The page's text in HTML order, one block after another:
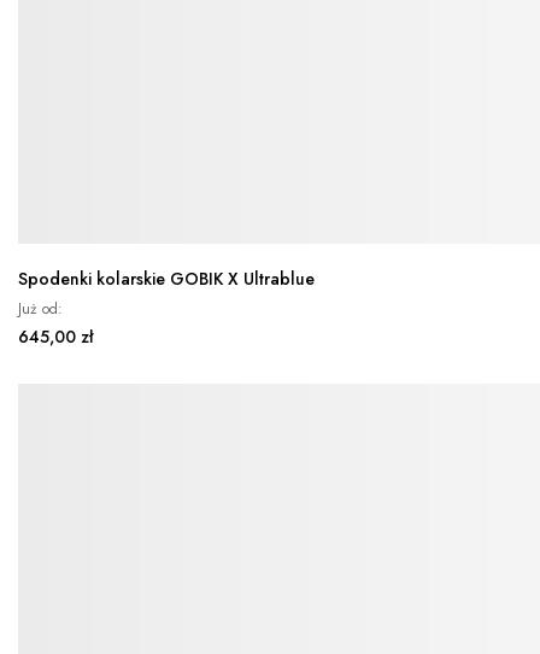
Spodenki kolarskie GOBIK X Ultrablue
Już od
645,00 zł